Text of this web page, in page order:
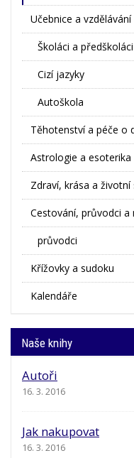
Učebnice a vzdělávání
Školáci a předškoláci
Cizí jazyky
Autoškola
Těhotenství a péče o
Astrologie a esoterika
Zdraví, krása a životní
Cestování, průvodci a
průvodci
Křížovky a sudoku
Kalendáře
Naše knihy
Autoři
16. 3. 2016
Jak nakupovat
16. 3. 2016